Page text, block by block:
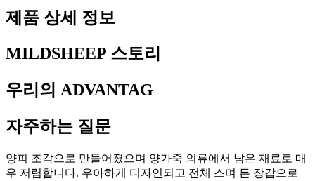
제품 상세 정보
MILDSHEEP 스토리
우리의 ADVANTAG
자주하는 질문
양피 조각으로 만들어졌으며 양가죽 의류에서 남은 재료로 매
우 저렴합니다. 우아하게 디자인되고 전체 스며 든 장갑으로